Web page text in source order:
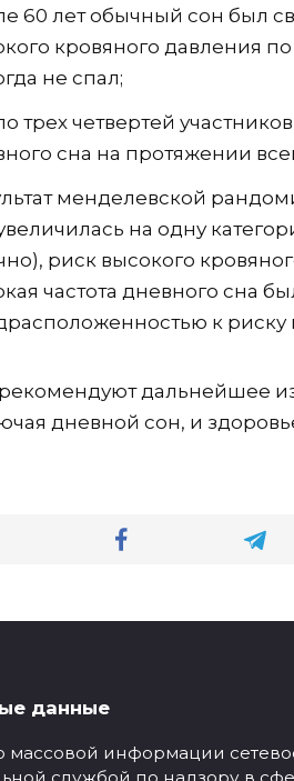
60 лет обычный сон был
кровяного давления
не спал;
трех четвертей
сна на протяжении
менделевской
на одну
риск высокого
частота дневного сна
к риску
дальнейшее
дневной сон, и
данные
массовой информации